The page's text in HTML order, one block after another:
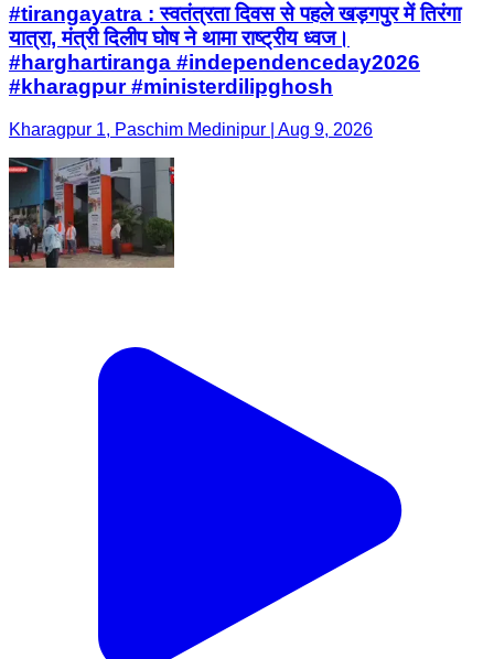
#tirangayatra : स्वतंत्रता दिवस से पहले खड़गपुर में तिरंगा
यात्रा, मंत्री दिलीप घोष ने थामा राष्ट्रीय ध्वज।
#harghartiranga #independenceday2026
#kharagpur #ministerdilipghosh
Kharagpur 1, Paschim Medinipur | Aug 9, 2026